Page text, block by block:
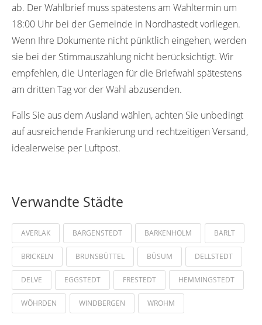
ab. Der Wahlbrief muss spätestens am Wahltermin um
18:00 Uhr bei der Gemeinde in Nordhastedt vorliegen.
Wenn Ihre Dokumente nicht pünktlich eingehen, werden
sie bei der Stimmauszählung nicht berücksichtigt. Wir
empfehlen, die Unterlagen für die Briefwahl spätestens
am dritten Tag vor der Wahl abzusenden.
Falls Sie aus dem Ausland wählen, achten Sie unbedingt
auf ausreichende Frankierung und rechtzeitigen Versand,
idealerweise per Luftpost.
Verwandte Städte
AVERLAK BARGENSTEDT BARKENHOLM BARLT
BRICKELN BRUNSBÜTTEL BÜSUM DELLSTEDT
DELVE EGGSTEDT FRESTEDT HEMMINGSTEDT
WÖHRDEN WINDBERGEN WROHM